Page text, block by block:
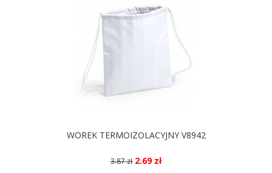
WOREK TERMOIZOLACYJNY V8942
3.87 zł 2.69 zł